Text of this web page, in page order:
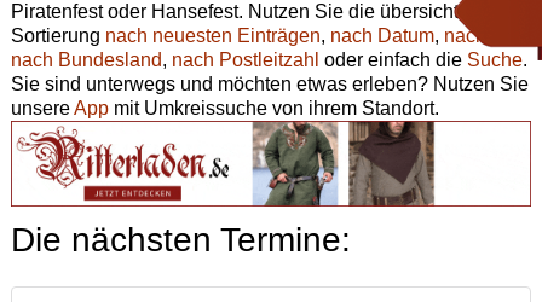
Piratenfest oder Hansefest. Nutzen Sie die übersichtliche
Sortierung nach neuesten Einträgen, nach Datum, nach Ort
nach Bundesland, nach Postleitzahl oder einfach die Suche.
Sie sind unterwegs und möchten etwas erleben? Nutzen Sie
unsereAppmit Umkreissuche von ihrem Standort.
Die nächsten Termine: